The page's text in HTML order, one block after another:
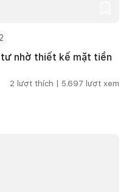
tư nhờ thiết kế mặt tiền
2 lượt thích | 5.697 lượt xem